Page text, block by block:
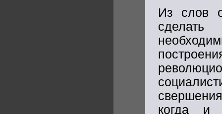
Из слов
когда и